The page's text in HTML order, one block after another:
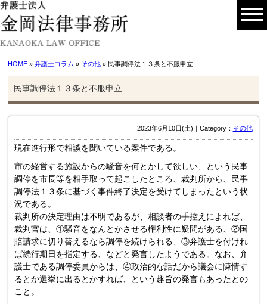
HOME »弁護士コラム » その他 » 民事調停法１３条と不服申立
民事調停法１３条と不服申立
2023年6月10日(土)｜Category： その他
現在進行形で相談を聞いている案件である。
市の経営する施設からの騒音を何とかして欲しい、という民事
調停を市長等を相手取って起こしたところ、裁判所から、民事
調停法１３条に基づく事件終了決定を受けてしまったという状
況である。
裁判所の決定理由は不明であるが、相談者の手控えによれば、
裁判官は、①騒音をなんとかさせる権利性に疑問がある、②国
賠請求に切り替えるなら調停を続けられる、③弁護士を付けれ
ば続行期日を指定する、などと発言したようである。なお、弁
護士である調停委員からは、④政治的な話だから議会に陳情す
るとか選挙に出るとかすれば、という趣旨の発言もあったとの
こと。